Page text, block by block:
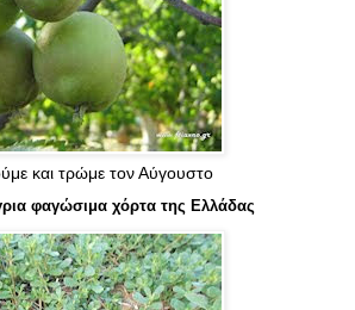
και τρώμε τον Αύγουστο
φαγώσιμα χόρτα της Ελλάδας